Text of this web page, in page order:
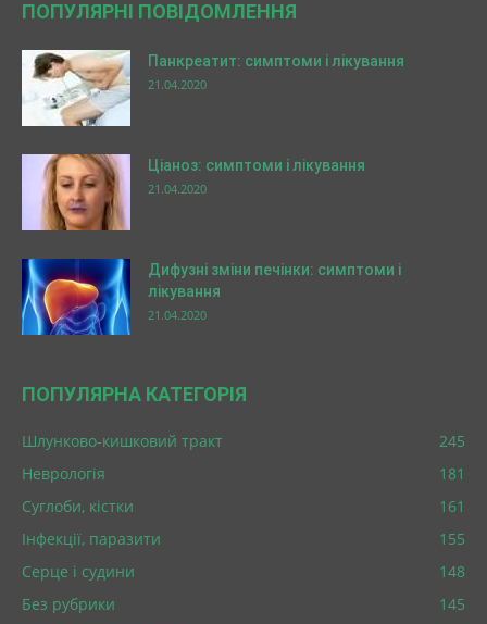
ПОПУЛЯРНІ ПОВІДОМЛЕННЯ
Панкреатит: симптоми і лікування
21.04.2020
Ціаноз: симптоми і лікування
21.04.2020
Дифузні зміни печінки: симптоми і
лікування
21.04.2020
ПОПУЛЯРНА КАТЕГОРІЯ
Шлунково-кишковий тракт
245
Неврологія
181
Суглоби, кістки
161
Інфекції, паразити
155
Серце і судини
148
Без рубрики
145